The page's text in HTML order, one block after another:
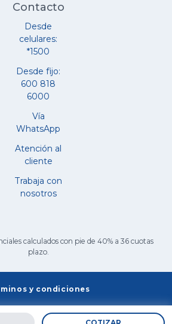
Contacto
Desde
celulares:
*1500
Desde fijo:
600 818
6000
Vía
WhatsApp
Atención al
cliente
Trabaja con
nosotros
calculados con pie de 40% a 36 cuotas
plazo.
y condiciones